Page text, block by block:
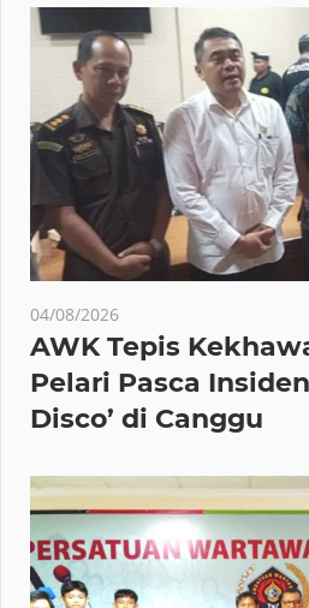
04/08/2026
AWK Tepis
Pelari Pasca
Disco’ di Canggu